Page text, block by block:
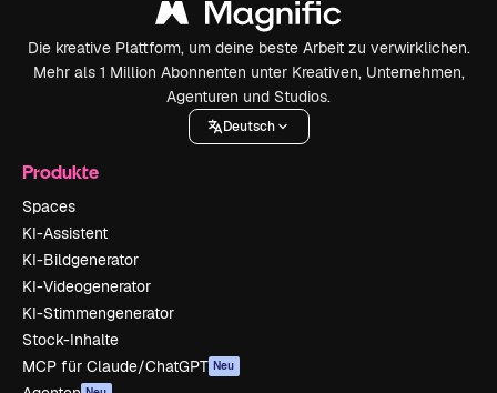
Die kreative Plattform, um deine beste Arbeit zu verwirklichen.
Mehr als 1 Million Abonnenten unter Kreativen, Unternehmen,
Agenturen und Studios.
Deutsch
Produkte
Spaces
KI-Assistent
KI-Bildgenerator
KI-Videogenerator
KI-Stimmengenerator
Stock-Inhalte
MCP für Claude/ChatGPT Neu